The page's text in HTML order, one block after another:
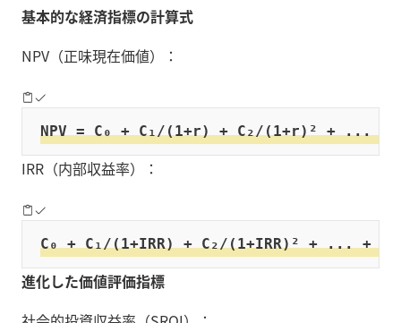
基本的な経済指標の計算式
NPV（正味現在価値）：
NPV = C₀ + C₁/(1+r) + C₂/(1+r)² + ... +
IRR（内部収益率）：
C₀ + C₁/(1+IRR) + C₂/(1+IRR)² + ... +
進化した価値評価指標